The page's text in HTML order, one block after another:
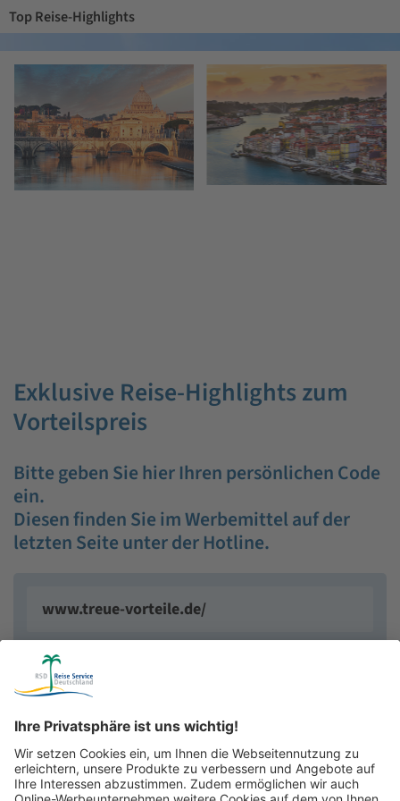
Top Reise-Highlights
Exklusive Reise-Highlights zum
Vorteilspreis
Bitte geben Sie hier Ihren persönlichen Code
ein.
Diesen finden Sie im Werbemittel auf der
letzten Seite unter der Hotline.
weiter